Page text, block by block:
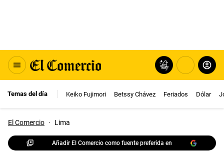
Temas del día Keiko Fujimori Betssy Chávez Feriados Dólar
El Comercio · Lima
Añadir El Comercio como fuente preferida en